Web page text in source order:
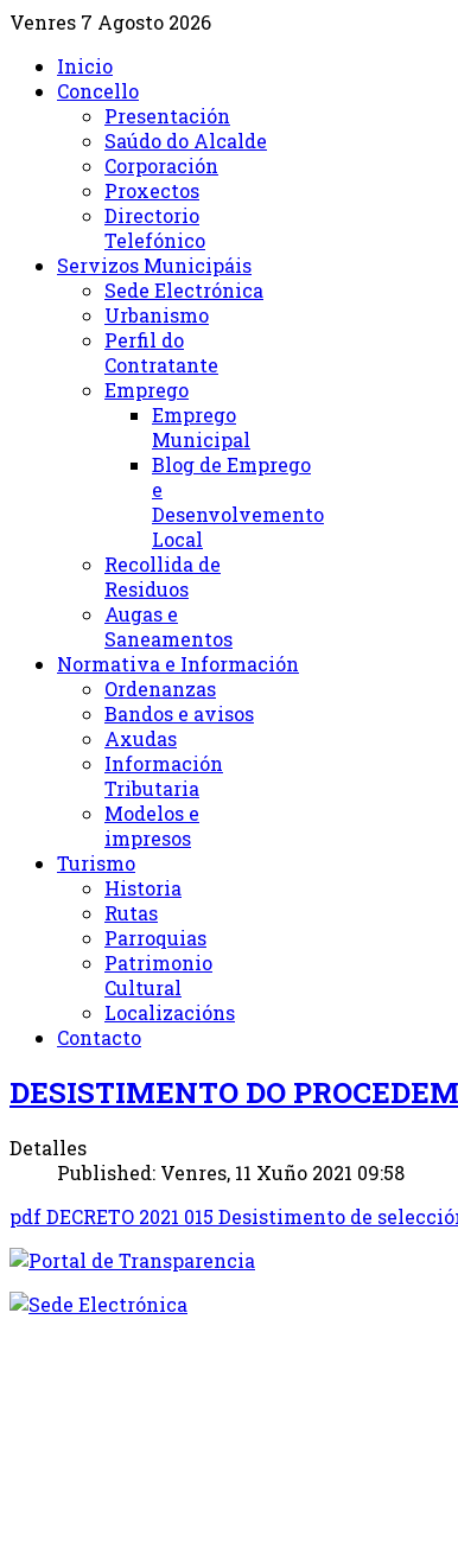
Venres 7 Agosto 2026
Inicio
Concello
Presentación
Saúdo do Alcalde
Corporación
Proxectos
Directorio
Telefónico
Servizos Municipáis
Sede Electrónica
Urbanismo
Perfil do
Contratante
Emprego
Emprego
Municipal
Blog de Emprego
e
Desenvolvemento
Local
Recollida de
Residuos
Augas e
Saneamentos
Normativa e Información
Ordenanzas
Bandos e avisos
Axudas
Información
Tributaria
Modelos e
impresos
Turismo
Historia
Rutas
Parroquias
Patrimonio
Cultural
Localizacións
Contacto
DESISTIMENTO DO
Detalles
Published: Venres, 11 Xuño 2021 09:58
pdfDECRETO 2021 015 Desistimento de